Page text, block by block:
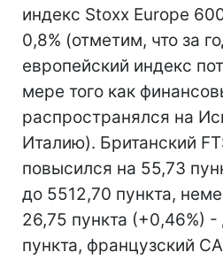
индекс Stoxx Europe
0,8% (отметим, что за
европейский индекс
мере того как
распространялся на
Италию). Британский
повысился на 55,73
до 5512,70 пункта,
26,75 пункта (+0,46%)
пункта, французский